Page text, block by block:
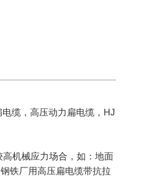
缆，高压动力扁电缆，HJ
机械应力场合，如：地面
铁厂用高压扁电缆带抗拉